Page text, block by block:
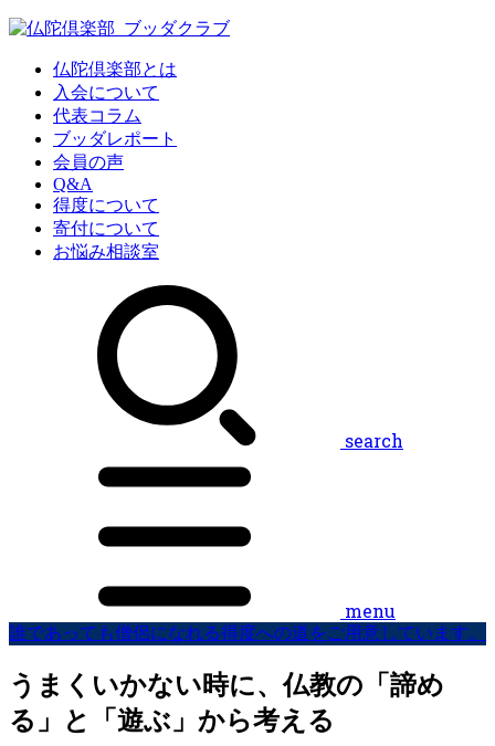
仏陀倶楽部とは
入会について
代表コラム
ブッダレポート
会員の声
Q&A
得度について
寄付について
お悩み相談室
search
menu
誰であっても僧侶になれる得度への道をご用意しています。
うまくいかない時に、仏教の「諦め
る」と「遊ぶ」から考える